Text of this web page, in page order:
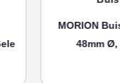
MORION
48mm Ø,